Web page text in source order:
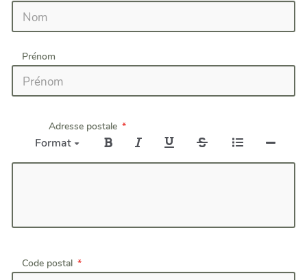
Prénom
Adresse postale
Format
Code postal